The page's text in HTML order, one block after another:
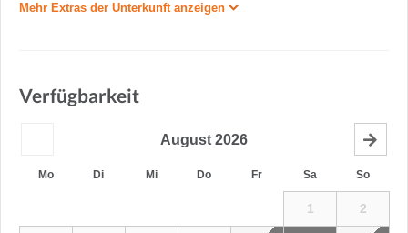
Mehr Extras der Unterkunft anzeigen
Verfügbarkeit
August 2026
Mo Di Mi Do Fr Sa So
1 2